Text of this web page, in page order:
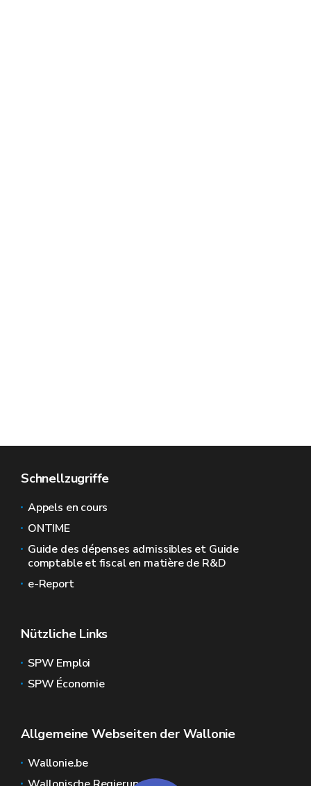
Schnellzugriffe
Appels en cours
ONTIME
Guide des dépenses admissibles et Guide
comptable et fiscal en matière de R&D
e-Report
Nützliche Links
SPW Emploi
SPW Économie
Allgemeine Webseiten der Wallonie
Wallonie.be